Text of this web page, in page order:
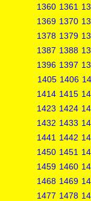
1360 1361
1369 1370
1378 1379
1387 1388
1396 1397
1405 1406
1414 1415
1423 1424
1432 1433
1441 1442
1450 1451
1459 1460
1468 1469
1477 1478